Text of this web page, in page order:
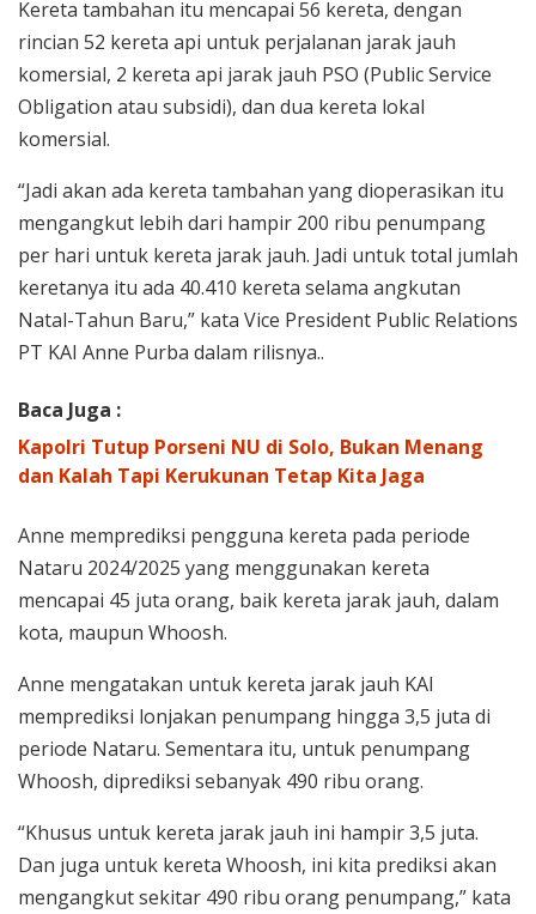
Kereta tambahan itu mencapai 56 kereta, dengan
rincian 52 kereta api untuk perjalanan jarak jauh
komersial, 2 kereta api jarak jauh PSO (Public Service
Obligation atau subsidi), dan dua kereta lokal
komersial.
“Jadi akan ada kereta tambahan yang dioperasikan itu
mengangkut lebih dari hampir 200 ribu penumpang
per hari untuk kereta jarak jauh. Jadi untuk total jumlah
keretanya itu ada 40.410 kereta selama angkutan
Natal-Tahun Baru,” kata Vice President Public Relations
PT KAI Anne Purba dalam rilisnya..
Baca Juga :
Kapolri Tutup Porseni NU di Solo, Bukan Menang
dan Kalah Tapi Kerukunan Tetap Kita Jaga
Anne memprediksi pengguna kereta pada periode
Nataru 2024/2025 yang menggunakan kereta
mencapai 45 juta orang, baik kereta jarak jauh, dalam
kota, maupun Whoosh.
Anne mengatakan untuk kereta jarak jauh KAI
memprediksi lonjakan penumpang hingga 3,5 juta di
periode Nataru. Sementara itu, untuk penumpang
Whoosh, diprediksi sebanyak 490 ribu orang.
“Khusus untuk kereta jarak jauh ini hampir 3,5 juta.
Dan juga untuk kereta Whoosh, ini kita prediksi akan
mengangkut sekitar 490 ribu orang penumpang,” kata